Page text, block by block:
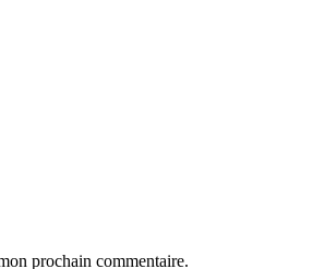
prochain commentaire.